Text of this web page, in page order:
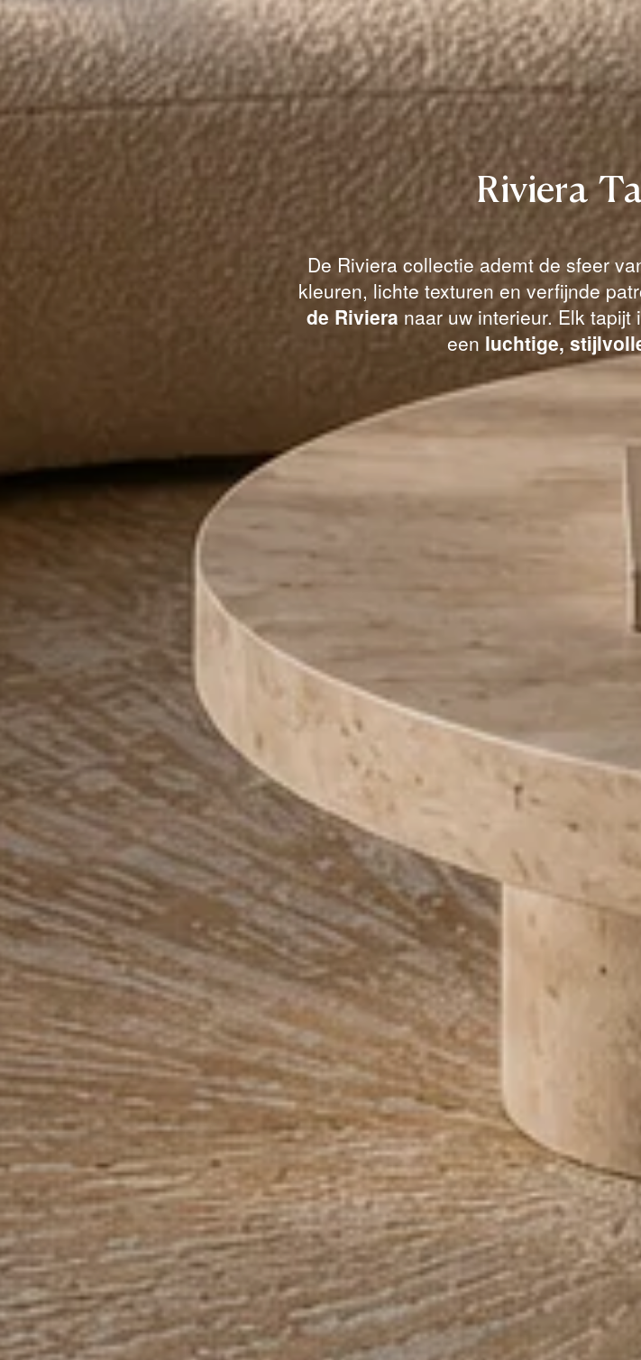
Riviera
De Riviera collectie ademt de sfeer
kleuren, lichte texturen en verfijnde
de Riviera naar uw interieur. Elk tapijt
een luchtige,